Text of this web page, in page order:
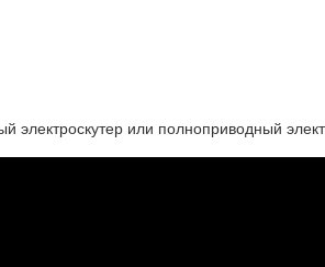
электроскутер или полноприводный